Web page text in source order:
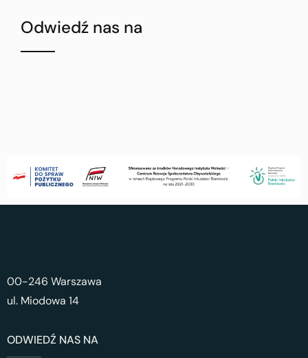
Odwiedź nas na
00-246 Warszawa
ul. Miodowa 14
ODWIEDŹ NAS NA